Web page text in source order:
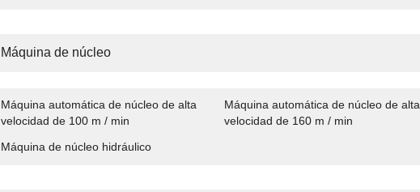
Máquina de núcleo
Máquina automática de núcleo de alta
velocidad de 100 m / min
Máquina automática de núcleo de alta
velocidad de 160 m / min
Máquina de núcleo hidráulico